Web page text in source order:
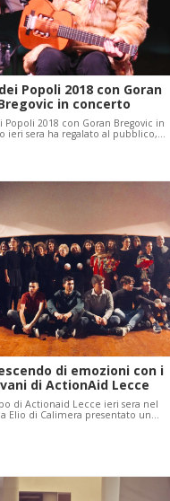
Popoli 2018 con Goran
in concerto
Popoli 2018 con Goran Bregovic in
ieri sera ha regalato al pubblico,…
di emozioni con i
di ActionAid Lecce
di Actionaid Lecce ieri sera nel
Elio di Calimera presentato un…